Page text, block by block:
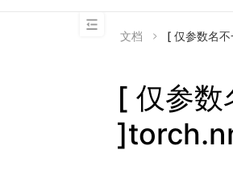
文档 [ 仅参数名
[ 仅参数